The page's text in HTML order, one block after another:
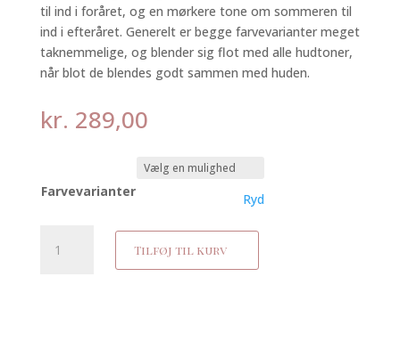
til ind i foråret, og en mørkere tone om sommeren til
ind i efteråret. Generelt er begge farvevarianter meget
taknemmelige, og blender sig flot med alle hudtoner,
når blot de blendes godt sammen med huden.
kr. 289,00
Farvevarianter Ryd
Tinted
Tilføj til kurv